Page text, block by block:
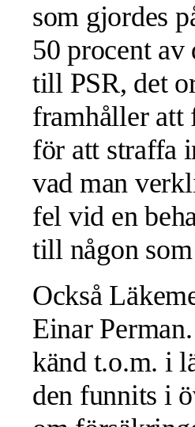
som gjordes
50 procent av
till PSR, det
framhåller att
för att straffa
vad man
fel vid en
till någon
Också
Einar
känd t.o.m. i
den funnits i